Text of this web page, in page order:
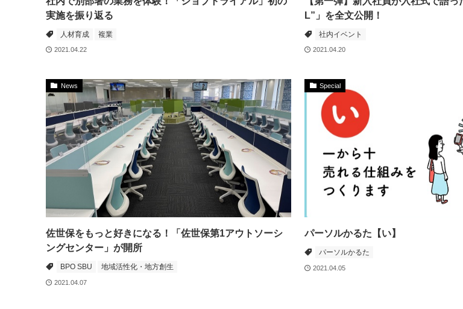
実施を振り返る
人材育成 複業
2021.04.22
L”」を全文公開！
社内イベント
2021.04.20
News
佐世保をもっと好きになる！「佐世保第1アウトソーシ
ングセンター」が開所
BPO SBU 地域活性化・地方創生
2021.04.07
Special
パーソルかるた【い】
パーソルかるた
2021.04.05